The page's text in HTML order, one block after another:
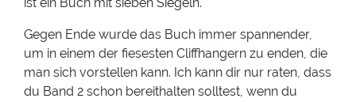
ist ein Buch mit sieben Siegeln.
Gegen Ende wurde das Buch immer spannender,
um in einem der fiesesten Cliffhangern zu enden, die
man sich vorstellen kann. Ich kann dir nur raten, dass
du Band 2 schon bereithalten solltest, wenn du